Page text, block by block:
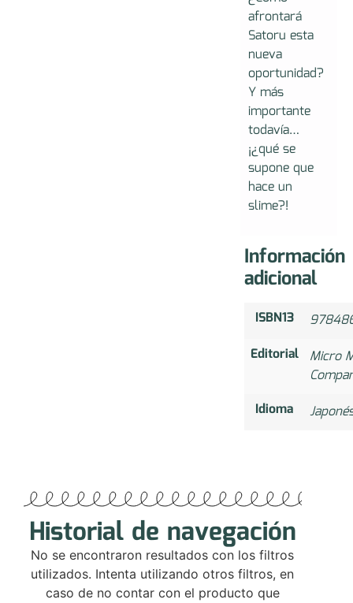
afrontará
Satoru esta
nueva
oportunidad?
Y más
importante
todavía…
¡¿qué se
supone que
hace un
slime?!
Información
adicional
ISBN13
Editorial
Micro
Idioma
Historial de navegación
No se encontraron resultados con los filtros
utilizados. Intenta utilizando otros filtros, en
caso de no contar con el producto que